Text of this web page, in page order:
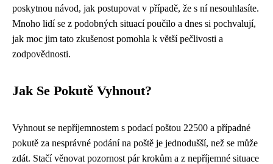
poskytnou návod, jak postupovat v případě, že s ní nesouhlasíte.
Mnoho lidí se z podobných situací poučilo a dnes si pochvalují,
jak moc jim tato zkušenost pomohla k větší pečlivosti a
zodpovědnosti.
Jak Se Pokutě Vyhnout?
Vyhnout se nepříjemnostem s podací poštou 22500 a případné
pokutě za nesprávné podání na poště je jednodušší, než se může
zdát. Stačí věnovat pozornost pár krokům a z nepříjemné situace